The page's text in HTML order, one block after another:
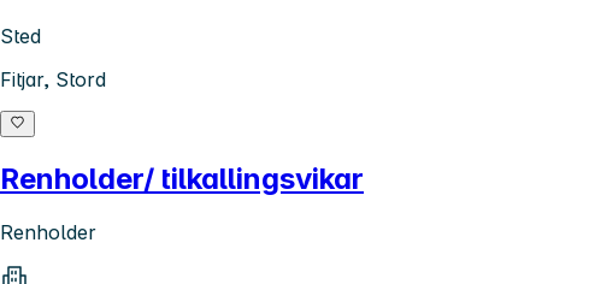
Sted
Fitjar, Stord
Renholder/ tilkallingsvikar
Renholder